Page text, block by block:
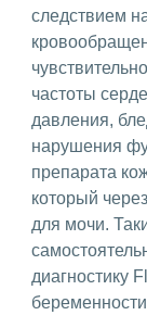
следствием
частоты
давления,
нарушения
препарата
который
для мочи.
диагностику